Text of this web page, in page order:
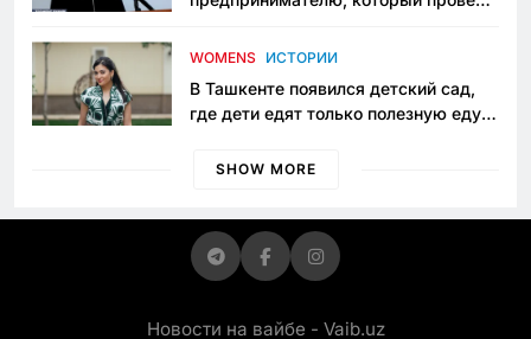
приговору
WOMENS ИСТОРИИ
В Ташкенте появился детский сад,
где дети едят только полезную еду.
просить «кашу без сахара»
SHOW MORE
Новости на вайбе - Vaib.uz